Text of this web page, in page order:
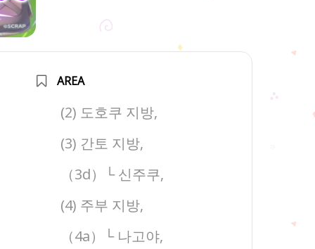
AREA
(2) 도호쿠 지방,
(3) 간토 지방,
（3d）└ 신주쿠,
(4) 주부 지방,
（4a）└ 나고야,